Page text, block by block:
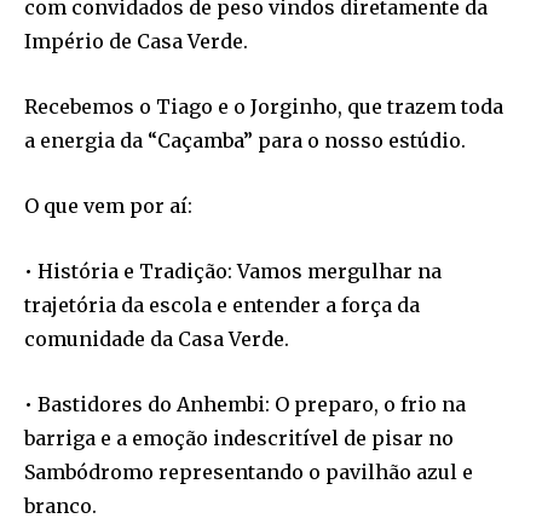
com convidados de peso vindos diretamente da
Império de Casa Verde.
Recebemos o Tiago e o Jorginho, que trazem toda
a energia da “Caçamba” para o nosso estúdio.
O que vem por aí:
• História e Tradição: Vamos mergulhar na
trajetória da escola e entender a força da
comunidade da Casa Verde.
• Bastidores do Anhembi: O preparo, o frio na
barriga e a emoção indescritível de pisar no
Sambódromo representando o pavilhão azul e
branco.